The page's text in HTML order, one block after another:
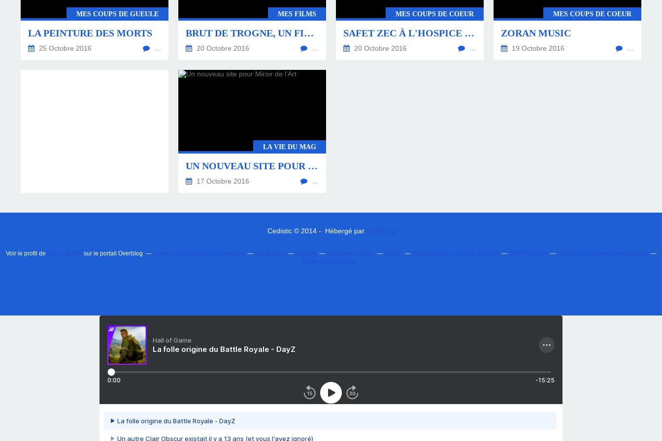
MES COUPS DE GUEULE
LA PEINTURE DES MORTS
25 Octobre 2016
MES FILMS
BRUT DE TROGNE, UN FILM SUR GOSTI
20 Octobre 2016
MES COUPS DE COEUR
SAFET ZEC À L'HOSPICE COMTESSE À LILLE
20 Octobre 2016
MES COUPS DE COEUR
ZORAN MUSIC
19 Octobre 2016
LA VIE DU MAG
UN NOUVEAU SITE POUR MIROIR DE L'ART
17 Octobre 2016
Cedistic © 2014 - Hébergé par
Voir le profil de sur le portail Overblog
Hall of Game
La folle origine du Battle Royale - DayZ
0:00 -15:25
La folle origine du Battle Royale - DayZ
Un autre Clair Obscur existait il y a 13 ans (et vous l'avez ignoré)